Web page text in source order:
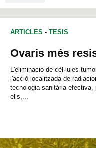
ARTICLES - TESIS
Ovaris més
L'eliminació de cèl·lules
l'acció localitzada de
tecnologia sanitària efectiva,
ells,...